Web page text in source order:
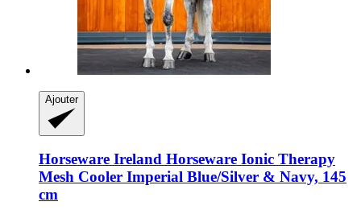
Ajouter
Horseware Ireland Horseware Ionic Therapy
Mesh Cooler Imperial Blue/Silver & Navy, 145
cm